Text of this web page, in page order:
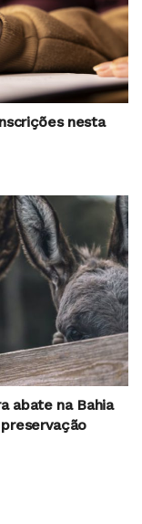
nesta
abate na Bahia